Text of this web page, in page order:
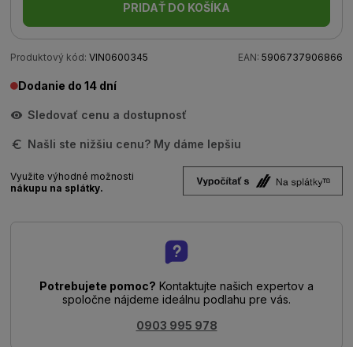
PRIDAŤ DO KOŠÍKA
Produktový kód: VIN0600345 EAN: 5906737906866
Dodanie do 14 dní
Sledovať cenu a dostupnosť
Našli ste nižšiu cenu? My dáme lepšiu
Využite výhodné možnosti
nákupu na splátky.
Potrebujete pomoc? Kontaktujte našich expertov a
spoločne nájdeme ideálnu podlahu pre vás.
0903 995 978